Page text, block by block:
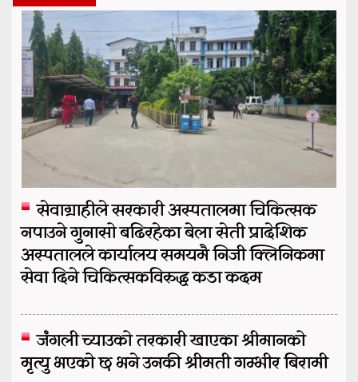
सेवाग्राहीले सरकारी अस्पतालमा चिकित्सक
नपाउने गुनासो बढिरहेका बेला सेती प्रादेशिक
अस्पतालले कार्यालय समयमै निजी क्लिनिकमा
सेवा दिने चिकित्सकविरुद्ध कडा कदम
जंगली च्याउको तरकारी खाएका श्रीमानको
मृत्यु भएको छ भने उनकी श्रीमती गम्भीर बिरामी